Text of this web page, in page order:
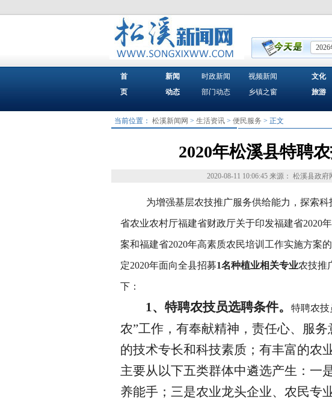
2026
首
页
新闻
动态
时政新闻
部门动态
视频新闻
乡镇之窗
文化
旅游
当前位置： 松溪新闻网 > 生活资讯> 便民服务 > 正文
2020年松溪县特聘
2020-08-11 10:06:45 来源： 松溪县政府
为增强基层农技推广服务供给能力，探索
省农业农村厅福建省财政厅关于印发福建省2020
案和福建省2020年高素质农民培训工作实施方案
定2020年面向全县招募1名种植业相关专业农技推
下：
1、特聘农技员选聘条件。 特聘农技
农”工作，有奉献精神，责任心、服
的技术专长和科技素质；有丰富的农
主要从以下五类群体中遴选产生：一
养能手；三是农业龙头企业、农民专